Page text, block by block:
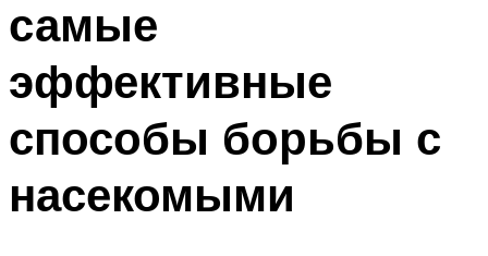
самые
эффективные
способы борьбы с
насекомыми